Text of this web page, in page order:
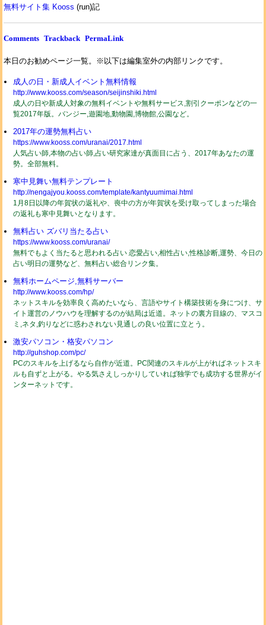
無料サイト集 Kooss (run)記
Comments Trackback PermaLink
本日のお勧めページ一覧。※以下は編集室外の内部リンクです。
成人の日・新成人イベント無料情報
http://www.kooss.com/season/seijinshiki.html
成人の日や新成人対象の無料イベントや無料サービス,割引クーポンなどの一
覧2017年版。バンジー,遊園地,動物園,博物館,公園など。
2017年の運勢無料占い
https://www.kooss.com/uranai/2017.html
人気占い師,本物の占い師,占い研究家達が真面目に占う、2017年あなたの運
勢。全部無料。
寒中見舞い無料テンプレート
http://nengajyou.kooss.com/template/kantyuumimai.html
1月8日以降の年賀状の返礼や、喪中の方が年賀状を受け取ってしまった場合
の返礼も寒中見舞いとなります。
無料占い ズバリ当たる占い
https://www.kooss.com/uranai/
無料でもよく当たると思われる占い 恋愛占い,相性占い,性格診断,運勢、今日の
占い明日の運勢など、無料占い総合リンク集。
無料ホームページ,無料サーバー
http://www.kooss.com/hp/
ネットスキルを効率良く高めたいなら、言語やサイト構築技術を身につけ、サ
イト運営のノウハウを理解するのが結局は近道。ネットの裏方目線の、マスコ
ミ,ネタ,釣りなどに惑わされない見通しの良い位置に立とう。
激安パソコン・格安パソコン
http://guhshop.com/pc/
PCのスキルを上げるなら自作が近道。PC関連のスキルが上がればネットスキ
ルも自ずと上がる。やる気さえしっかりしていれば独学でも成功する世界がイ
ンターネットです。